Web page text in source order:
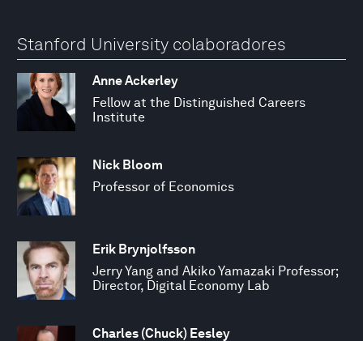
Stanford University colaboradores
Anne Ackerley
Fellow at the Distinguished Careers
Institute
Nick Bloom
Professor of Economics
Erik Brynjolfsson
Jerry Yang and Akiko Yamazaki Professor;
Director, Digital Economy Lab
Charles (Chuck) Eesley